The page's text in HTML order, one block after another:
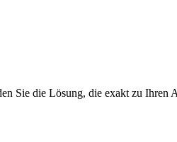
Sie die Lösung, die exakt zu Ihren